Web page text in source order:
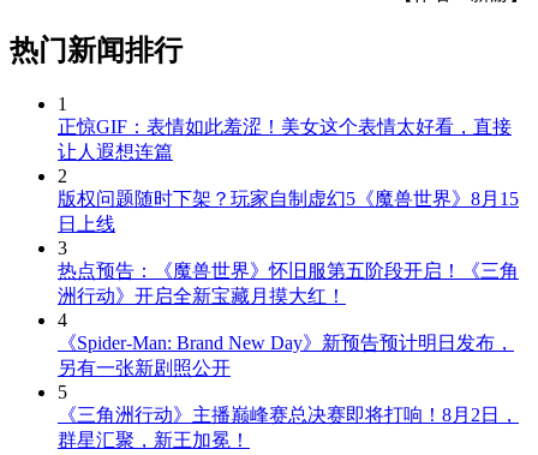
热门新闻排行
1
正惊GIF：表情如此羞涩！美女这个表情太好看，直接
让人遐想连篇
2
版权问题随时下架？玩家自制虚幻5《魔兽世界》8月15
日上线
3
热点预告：《魔兽世界》怀旧服第五阶段开启！《三角
洲行动》开启全新宝藏月摸大红！
4
《Spider-Man: Brand New Day》新预告预计明日发布，
另有一张新剧照公开
5
《三角洲行动》主播巅峰赛总决赛即将打响！8月2日，
群星汇聚，新王加冕！